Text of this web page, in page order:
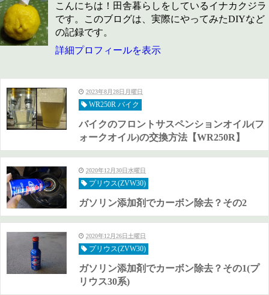
こんにちは！田舎暮らしをしているイナカクジラ
です。このブログは、実際にやってみたDIYなど
の記録です。
詳細プロフィールを表示
2023年8月28日月曜日
WR250R バイク
バイクのフロントサスペンションオイル(フ
ォークオイル)の交換方法【WR250R】
2020年12月30日水曜日
プリウス(ZVW30)
ガソリン添加剤でカーボン除去？その2
2020年12月26日土曜日
プリウス(ZVW30)
ガソリン添加剤でカーボン除去？その1(プ
リウス30系)